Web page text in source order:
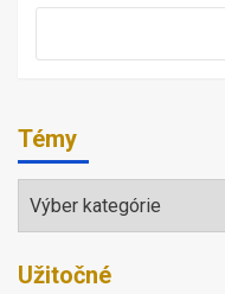
Témy
Témy
Užitočné